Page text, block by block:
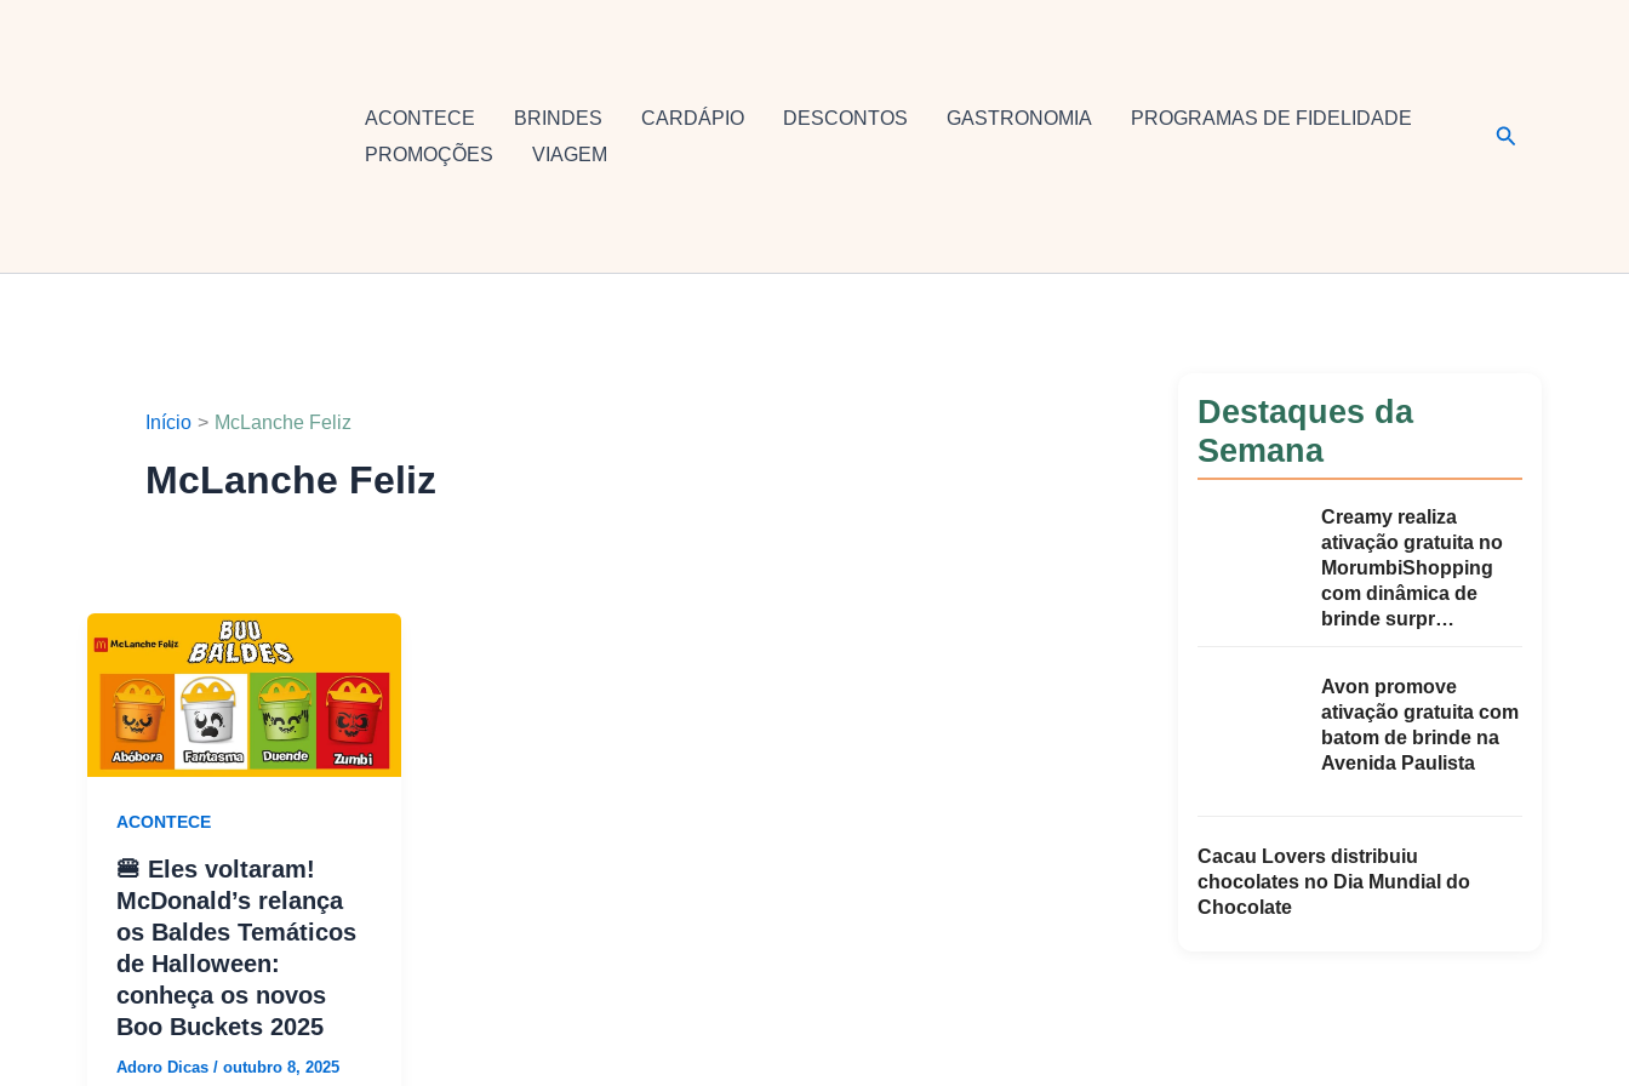
ACONTECE BRINDES CARDÁPIO DESCONTOS GASTRONOMIA
PROGRAMAS DE FIDELIDADE
PROMOÇÕES
VIAGEM
Pesquisar
Início McLanche Feliz
McLanche Feliz
ACONTECE
🍔 Eles voltaram!
McDonald’s relança
os Baldes Temáticos
de Halloween:
conheça os novos
Boo Buckets 2025
Adoro Dicas / outubro 8, 2025
Destaques da
Semana
Creamy realiza
ativação gratuita no
MorumbiShopping
com dinâmica de
brinde surpr…
Avon promove
ativação gratuita com
batom de brinde na
Avenida Paulista
Cacau Lovers distribuiu
chocolates no Dia Mundial do
Chocolate